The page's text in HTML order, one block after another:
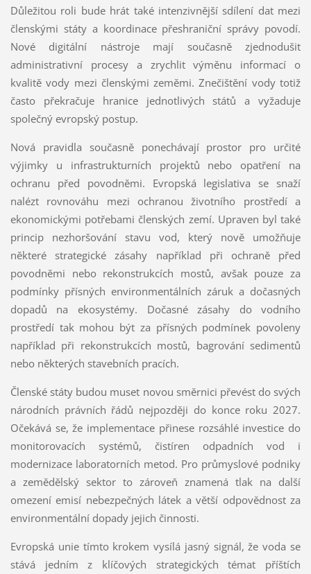
Důležitou roli bude hrát také intenzivnější sdílení dat mezi
členskými státy a koordinace přeshraniční správy povodí.
Nové digitální nástroje mají současně zjednodušit
administrativní procesy a zrychlit výměnu informací o
kvalitě vody mezi členskými zeměmi. Znečištění vody totiž
často překračuje hranice jednotlivých států a vyžaduje
společný evropský postup.
Nová pravidla současně ponechávají prostor pro určité
výjimky u infrastrukturních projektů nebo opatření na
ochranu před povodněmi. Evropská legislativa se snaží
nalézt rovnováhu mezi ochranou životního prostředí a
ekonomickými potřebami členských zemí. Upraven byl také
princip nezhoršování stavu vod, který nově umožňuje
některé strategické zásahy například při ochraně před
povodněmi nebo rekonstrukcích mostů, avšak pouze za
podmínky přísných environmentálních záruk a dočasných
dopadů na ekosystémy. Dočasné zásahy do vodního
prostředí tak mohou být za přísných podmínek povoleny
například při rekonstrukcích mostů, bagrování sedimentů
nebo některých stavebních pracích.
Členské státy budou muset novou směrnici převést do svých
národních právních řádů nejpozději do konce roku 2027.
Očekává se, že implementace přinese rozsáhlé investice do
monitorovacích systémů, čistíren odpadních vod i
modernizace laboratorních metod. Pro průmyslové podniky
a zemědělský sektor to zároveň znamená tlak na další
omezení emisí nebezpečných látek a větší odpovědnost za
environmentální dopady jejich činnosti.
Evropská unie tímto krokem vysílá jasný signál, že voda se
stává jedním z klíčových strategických témat příštích